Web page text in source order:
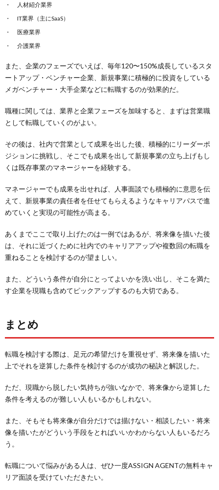
人材紹介業界
IT業界（主にSaaS）
医療業界
介護業界
また、企業のフェーズでいえば、毎年120〜150%成長しているスタ
ートアップ・ベンチャー企業、新規事業に積極的に投資をしている
メガベンチャー・大手企業などに転職するのが効果的だ。
職種に関しては、業界と企業フェーズを加味すると、まずは営業職
として転職していくのがよい。
その後は、社内で営業として成果を出した後、積極的にリーダーポ
ジションに挑戦し、そこでも成果を出して新規事業の立ち上げもし
くは既存事業のマネージャーを経験する。
マネージャーでも成果を出せれば、人事面談でも積極的に意思を伝
えて、新規事業の責任者を任せてもらえるようなキャリアパスで進
めていくと実現の可能性が高まる。
あくまでここで取り上げたのは一例ではあるが、将来像を描いた後
は、それに近づくために社内でのキャリアアップや複数回の転職を
重ねることを検討するのが望ましい。
また、どういう条件が自分にとってよいかを洗い出し、そこを満た
す企業を現職も含めてピックアップするのも大切である。
まとめ
転職を検討する際は、足元の希望だけを重視せず、将来像を描いた
上でそれを逆算した条件を検討するのが成功の秘訣と解説した。
ただ、現職から脱したい気持ちが強いなかで、将来像から逆算した
条件を考えるのが難しい人もいるかもしれない。
また、そもそも将来像が自分だけでは描けない・相談したい・将来
像を描いたがどういう手段をとればいいかわからない人もいるだろ
う。
転職について悩みがある人は、ぜひ一度ASSIGN AGENTの無料キャ
リア面談を受けていただきたい。